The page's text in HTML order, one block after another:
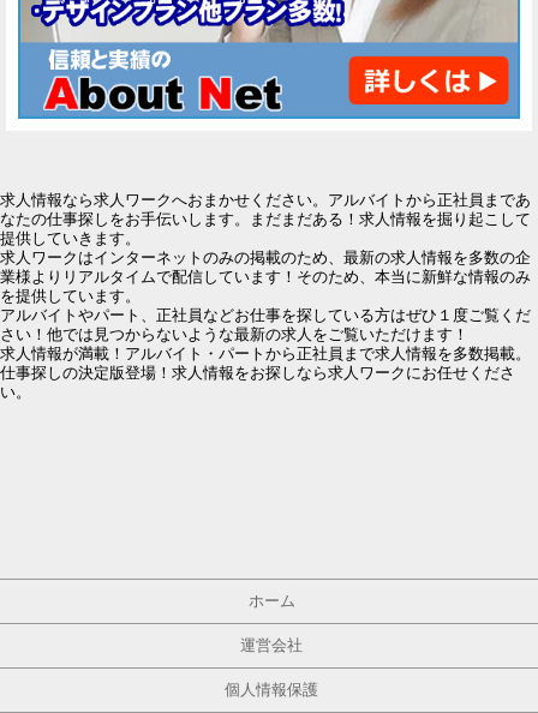
求人情報なら求人ワークへおまかせください。アルバイトから正社員まであ
なたの仕事探しをお手伝いします。まだまだある！求人情報を掘り起こして
提供していきます。
求人ワークはインターネットのみの掲載のため、最新の求人情報を多数の企
業様よりリアルタイムで配信しています！そのため、本当に新鮮な情報のみ
を提供しています。
アルバイトやパート、正社員などお仕事を探している方はぜひ１度ご覧くだ
さい！他では見つからないような最新の求人をご覧いただけます！
求人情報が満載！アルバイト・パートから正社員まで求人情報を多数掲載。
仕事探しの決定版登場！求人情報をお探しなら求人ワークにお任せくださ
い。
ホーム
運営会社
個人情報保護